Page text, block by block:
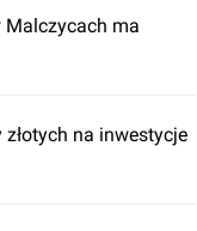
Malczycach ma
na inwestycje